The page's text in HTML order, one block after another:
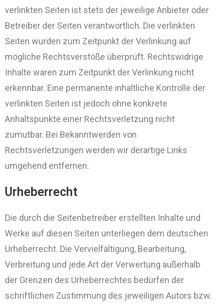
verlinkten Seiten ist stets der jeweilige Anbieter oder
Betreiber der Seiten verantwortlich. Die verlinkten
Seiten wurden zum Zeitpunkt der Verlinkung auf
mögliche Rechtsverstöße überprüft. Rechtswidrige
Inhalte waren zum Zeitpunkt der Verlinkung nicht
erkennbar. Eine permanente inhaltliche Kontrolle der
verlinkten Seiten ist jedoch ohne konkrete
Anhaltspunkte einer Rechtsverletzung nicht
zumutbar. Bei Bekanntwerden von
Rechtsverletzungen werden wir derartige Links
umgehend entfernen.
Urheberrecht
Die durch die Seitenbetreiber erstellten Inhalte und
Werke auf diesen Seiten unterliegen dem deutschen
Urheberrecht. Die Vervielfältigung, Bearbeitung,
Verbreitung und jede Art der Verwertung außerhalb
der Grenzen des Urheberrechtes bedürfen der
schriftlichen Zustimmung des jeweiligen Autors bzw.